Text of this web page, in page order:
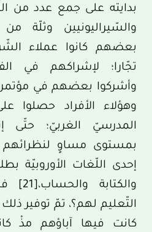
بدايته على جمع عدد من
والسّيراليونيين وثلّة من
بعضهم كانوا عملاء
تجّارا؛ لإشراكهم في
وهؤلاء الأفراد حصلوا
المدرسيّ الغربيّ؛ حتّى
بمستوى مساوٍ لنظرائهم
إحدى اللّغات الأوروبيّة
والكتابة والحساب،[21]
التّعليم لهم؟، تمّ توفير
كانت فيها آباؤهم مذْ